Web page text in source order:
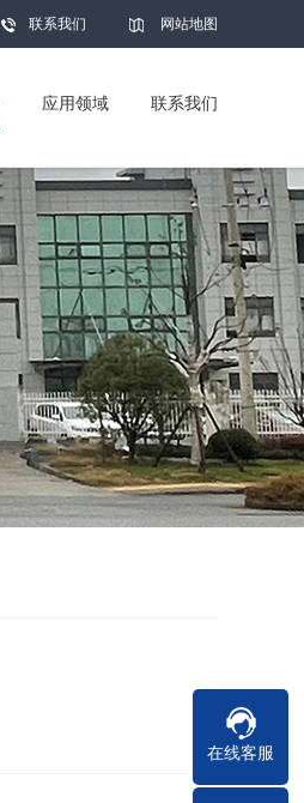
联系我们 网站地图
应用领域 联系我们
在线客服